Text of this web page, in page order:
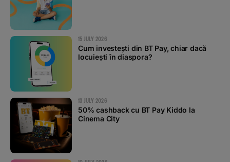
15 JULY 2026
Cum investești din BT Pay, chiar dacă
locuiești în diaspora?
13 JULY 2026
50% cashback cu BT Pay Kiddo la
Cinema City